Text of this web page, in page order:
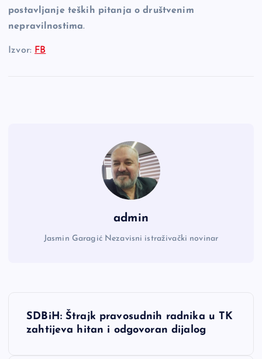
postavljanje teških pitanja o društvenim
nepravilnostima.
Izvor: FB
admin
Jasmin Garagić Nezavisni istraživački novinar
NSDBiH: Štrajk pravosudnih radnika u TK
zahtijeva hitan i odgovoran dijalog